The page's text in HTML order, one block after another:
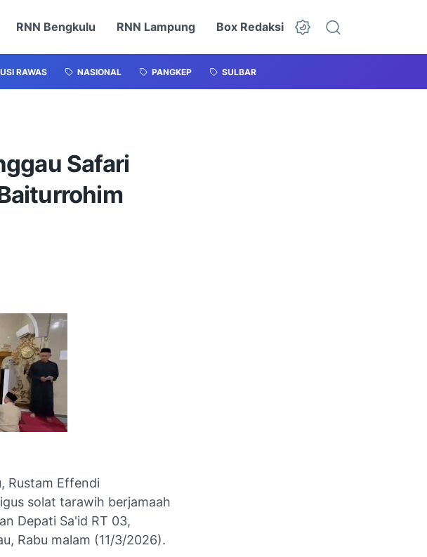
RNN Bengkulu RNN Lampung Box Redaksi
RAWAS NASIONAL PANGKEP SULBAR
Safari
Rustam Effendi
solat tarawih berjamaah
Depati Sa'id RT 03,
Rabu malam (11/3/2026).